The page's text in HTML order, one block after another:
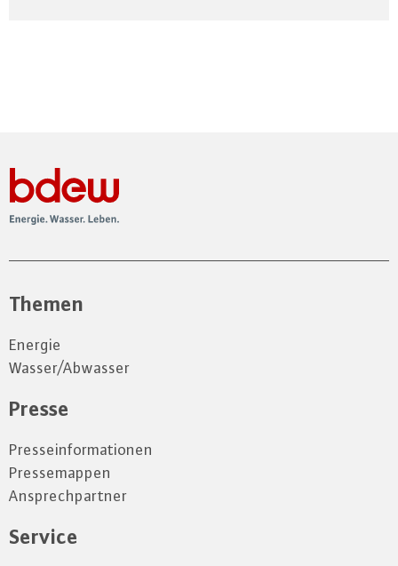
Themen
Energie
Wasser/Abwasser
Presse
Presseinformationen
Pressemappen
Ansprechpartner
Service